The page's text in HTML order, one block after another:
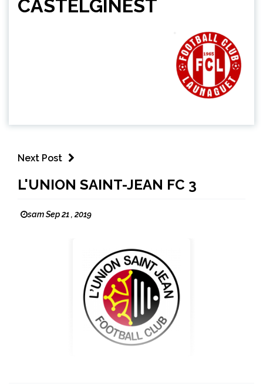
CASTELGINEST
Next Post
L'UNION SAINT-JEAN FC 3
sam Sep 21 , 2019